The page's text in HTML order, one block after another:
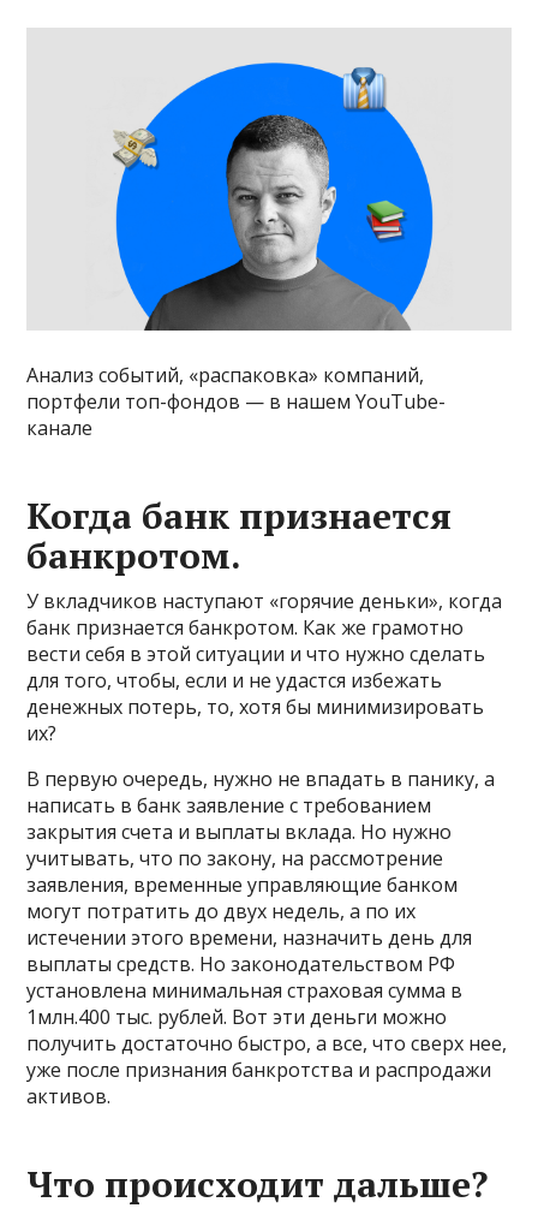
Анализ событий, «распаковка» компаний,
портфели топ-фондов — в нашемYouTube-
канале
Когда банк признается
банкротом.
У вкладчиков наступают «горячие деньки», когда
банк признается банкротом. Как же грамотно
вести себя в этой ситуации и что нужно сделать
для того, чтобы, если и не удастся избежать
денежных потерь, то, хотя бы минимизировать
их?
В первую очередь, нужно не впадать в панику, а
написать в банк заявление с требованием
закрытия счета и выплаты вклада. Но нужно
учитывать, что по закону, на рассмотрение
заявления, временные управляющие банком
могут потратить до двух недель, а по их
истечении этого времени, назначить день для
выплаты средств. Но законодательством РФ
установлена минимальная страховая сумма в
1млн.400 тыс. рублей. Вот эти деньги можно
получить достаточно быстро, а все, что сверх нее,
уже после признания банкротства и распродажи
активов.
Что происходит дальше?